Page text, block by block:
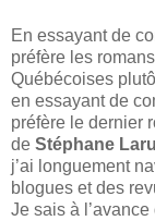
En essayant de
préfère les
Québécoises
en essayant de
préfère le dernier
de Stéphane
j’ai longuement
blogues et des
Je sais à